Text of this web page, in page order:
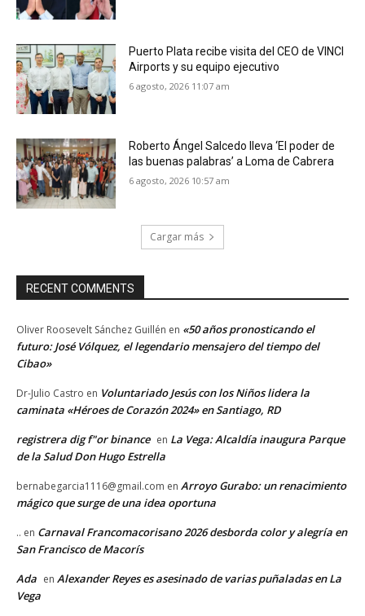
Puerto Plata recibe visita del CEO de VINCI
Airports y su equipo ejecutivo
6 agosto, 2026 11:07 am
Roberto Ángel Salcedo lleva ‘El poder de
las buenas palabras’ a Loma de Cabrera
6 agosto, 2026 10:57 am
Cargar más
RECENT COMMENTS
Oliver Roosevelt Sánchez Guillén en «50 años pronosticando el
futuro: José Vólquez, el legendario mensajero del tiempo del
Cibao»
Dr-Julio Castro en Voluntariado Jesús con los Niños lidera la
caminata «Héroes de Corazón 2024» en Santiago, RD
registrera dig f"or binance en La Vega: Alcaldía inaugura Parque
de la Salud Don Hugo Estrella
bernabegarcia1116@gmail.com en Arroyo Gurabo: un renacimiento
mágico que surge de una idea oportuna
.. en Carnaval Francomacorisano 2026 desborda color y alegría en
San Francisco de Macorís
Ada en Alexander Reyes es asesinado de varias puñaladas en La
Vega